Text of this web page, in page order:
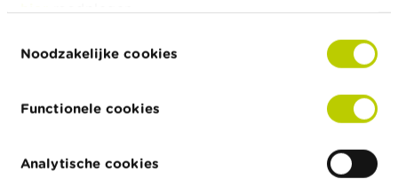
Noodzakelijke cookies
Functionele cookies
Analytische cookies
bevoegdheid geteld;
2° wordt de bevoegdheid van een persoon die
optreedt als tussenpersoon van een andere persoon,
laatstgenoemde.
rekening gehouden met een schorsing van stemrechten,
noch met de stemrechtbeperkingen bedoeld in dit